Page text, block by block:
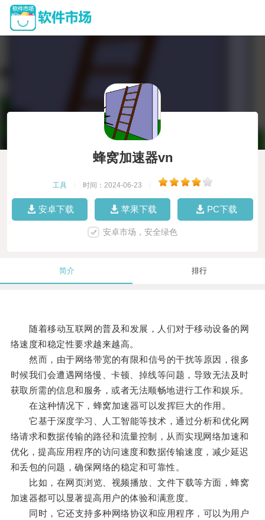
蜂窝加速器vn
工具 时间：2024-06-23
安卓下载 苹果下载 PC下载
安卓市场，安全绿色
简介 排行
随着移动互联网的普及和发展，人们对于移动设备的网
络速度和稳定性要求越来越高。
然而，由于网络带宽的有限和信号的干扰等原因，很多
时候我们会遭遇网络慢、卡顿、掉线等问题，导致无法及时
获取所需的信息和服务，或者无法顺畅地进行工作和娱乐。
在这种情况下，蜂窝加速器可以发挥巨大的作用。
它基于深度学习、人工智能等技术，通过分析和优化网
络请求和数据传输的路径和流量控制，从而实现网络加速和
优化，提高应用程序的访问速度和数据传输速度，减少延迟
和丢包的问题，确保网络的稳定和可靠性。
比如，在网页浏览、视频播放、文件下载等方面，蜂窝
加速器都可以显著提高用户的体验和满意度。
同时，它还支持多种网络协议和应用程序，可以为用户